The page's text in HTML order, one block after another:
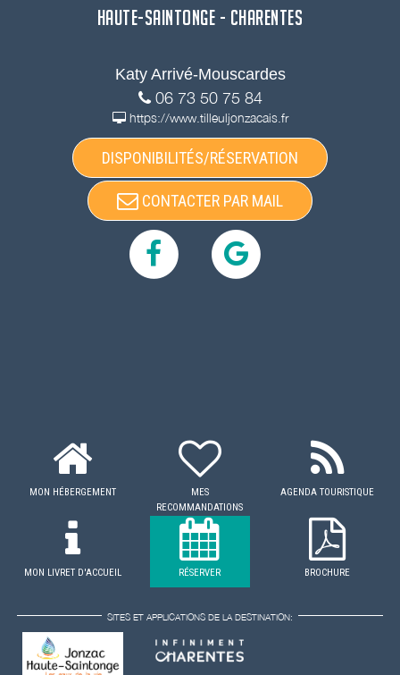
HAUTE-SAINTONGE - CHARENTES
Katy Arrivé-Mouscardes
06 73 50 75 84
https://www.tilleuljonzacais.fr
DISPONIBILITÉS/RÉSERVATION
CONTACTER PAR MAIL
MON HÉBERGEMENT
MES
RECOMMANDATIONS
AGENDA TOURISTIQUE
MON LIVRET D'ACCUEIL RÉSERVER BROCHURE
SITES ET APPLICATIONS DE LA DESTINATION: